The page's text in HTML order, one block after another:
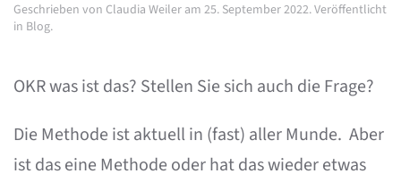
Geschrieben von Claudia Weiler am 25. September 2022. Veröffentlicht
in Blog.
OKR was ist das? Stellen Sie sich auch die Frage?
Die Methode ist aktuell in (fast) aller Munde. Aber
ist das eine Methode oder hat das wieder etwas